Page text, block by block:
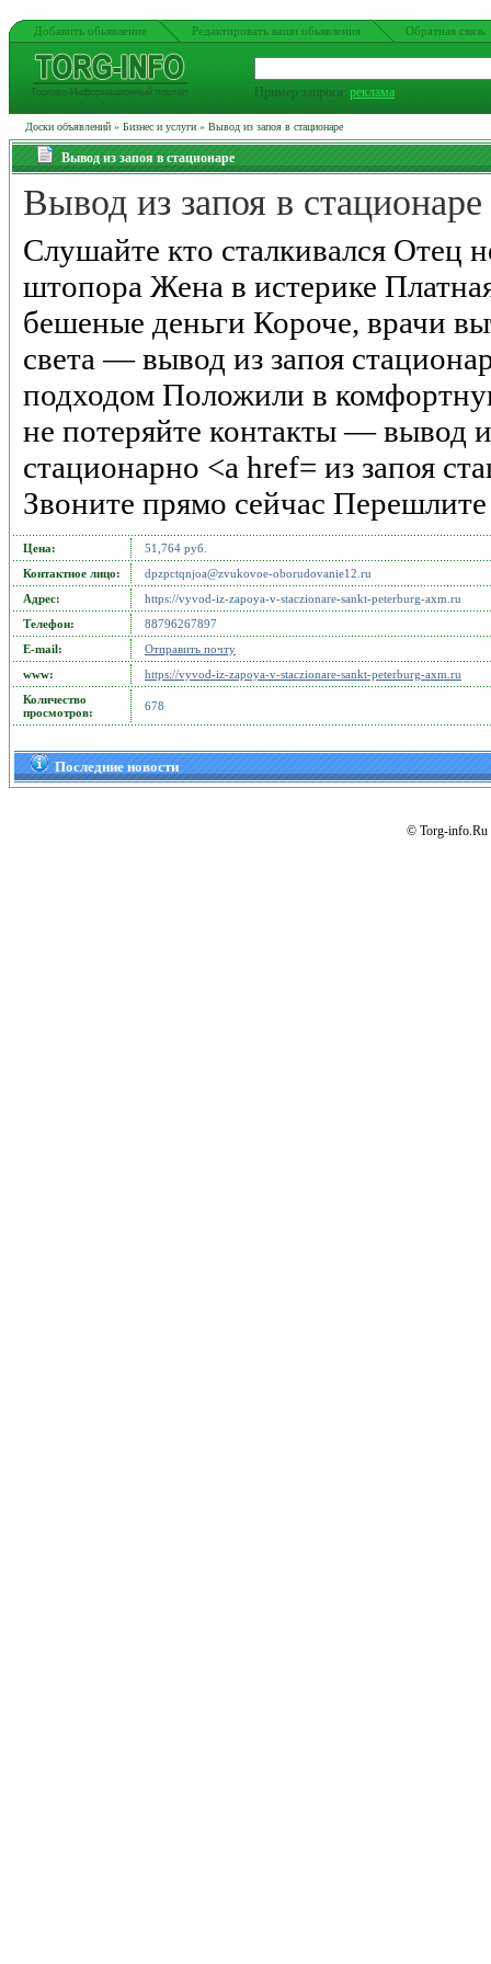
Добавить обьявление Редактировать ваши обьявления Обратная связь
Торгово-Информационный портал Пример запроса: реклама
Доски объявлений » Бизнес и услуги » Вывод из запоя в стационаре
Вывод из запоя в стационаре
Вывод из запоя в стационаре
Слушайте кто сталкивался Отец
штопора Жена в истерике
бешеные деньги Короче, врачи
света — вывод из запоя
подходом Положили в
не потеряйте контакты — вывод
стационарно <a href= из запоя
Звоните прямо сейчас
Цена:
51,764 руб.
Контактное лицо:
dpzpctqnjoa@zvukovoe-oborudovanie12.ru
Адрес:
https://vyvod-iz-zapoya-v-staczionare-sankt-peterburg-axm.ru
Телефон:
88796267897
Е-mail:
Отправить почту
www:
https://vyvod-iz-zapoya-v-staczionare-sankt-peterburg-axm.ru
Количество
просмотров:
678
Последние новости
© Torg-info.Ru